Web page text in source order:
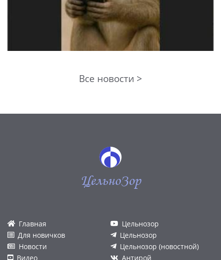
Все новости >
ЦельноЗор
Главная
Для новичков
Новости
Видео
Цельнозор
Цельнозор
Цельнозор (новостной)
Антирой